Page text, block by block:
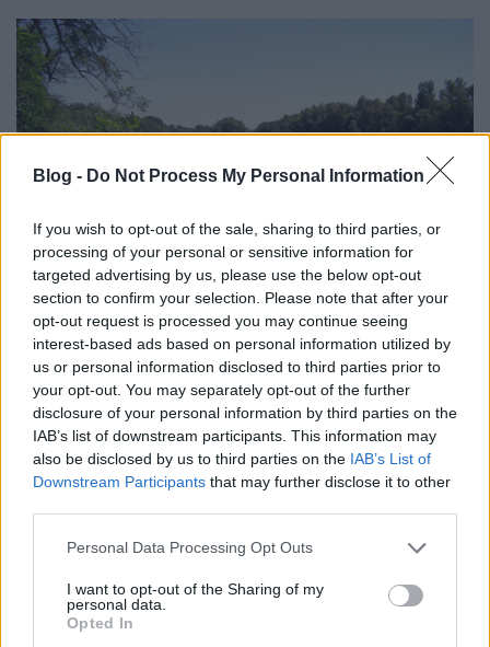
Blog - Do Not Process My Personal Information
If you wish to opt-out of the sale, sharing to third parties, or
processing of your personal or sensitive information for
targeted advertising by us, please use the below opt-out
section to confirm your selection. Please note that after your
opt-out request is processed you may continue seeing
interest-based ads based on personal information utilized by
us or personal information disclosed to third parties prior to
your opt-out. You may separately opt-out of the further
disclosure of your personal information by third parties on the
IAB’s list of downstream participants. This information may
also be disclosed by us to third parties on the IAB’s List of
Downstream Participants that may further disclose it to other
Please note that this website/app uses one or more Google
not limited to your visit or usage behaviour. You may click to
grant or deny consent to Google and its third-party tags to
use your data for below specified purposes in below Google
Personal Data Processing Opt Outs
I want to opt-out of the Sharing of my
personal data.
Opted In
Mindenképpen vissza kell térni fotózni, felderíteni,
feltárni a kvarc-kavicsos területet és a kerámia-
koncentrációt. A palánkhajó feltárását sem tudtuk
egyelőre folytatni. Mivel az Argonauta Program -
hála a Norvég Alap támogatásának (a
„nemzetközileg elismert fiatal kutatók kiemelkedő
eredményeket ígérő kutatásai” c. pályázat keretében
fogunk még hallani a lelőhelyről.